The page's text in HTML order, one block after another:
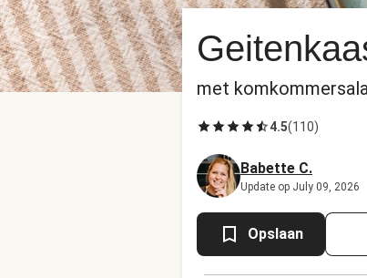
met
4.5(110)
Babette C.
Update op July 09, 2026
Opslaan